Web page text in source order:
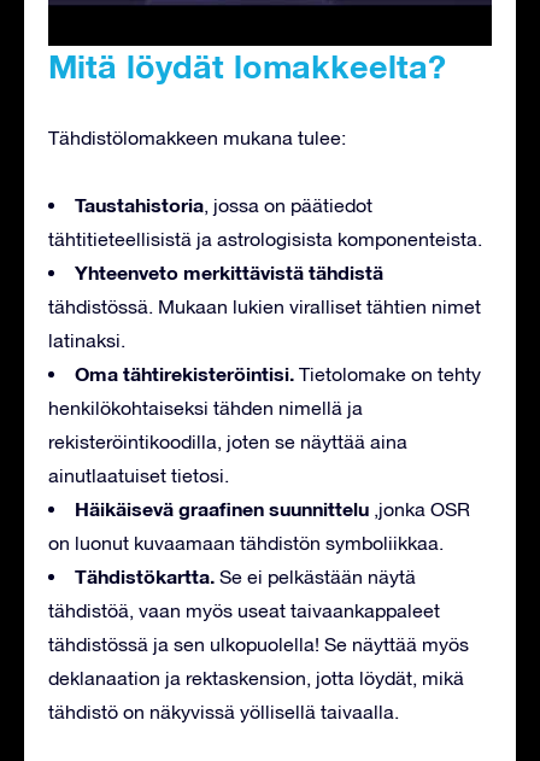
Mitä löydät lomakkeelta?
Tähdistölomakkeen mukana tulee:
Taustahistoria, jossa on päätiedot
tähtitieteellisistä ja astrologisista komponenteista.
Yhteenveto merkittävistä tähdistä
tähdistössä. Mukaan lukien viralliset tähtien nimet
latinaksi.
Oma tähtirekisteröintisi. Tietolomake on tehty
henkilökohtaiseksi tähden nimellä ja
rekisteröintikoodilla, joten se näyttää aina
ainutlaatuiset tietosi.
Häikäisevä graafinen suunnittelu ,jonka OSR
on luonut kuvaamaan tähdistön symboliikkaa.
Tähdistökartta. Se ei pelkästään näytä
tähdistöä, vaan myös useat taivaankappaleet
tähdistössä ja sen ulkopuolella! Se näyttää myös
deklanaation ja rektaskension, jotta löydät, mikä
tähdistö on näkyvissä yöllisellä taivaalla.